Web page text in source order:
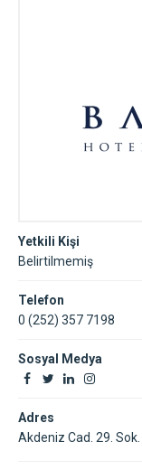
Yetkili Kişi
Belirtilmemiş
Telefon
0 (252) 357 7198
Sosyal Medya
Adres
Akdeniz Cad. 29.